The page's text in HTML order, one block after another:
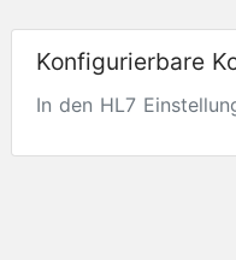
Konfigurierbare
In den HL7